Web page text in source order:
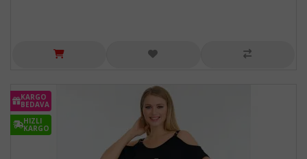
KARGO
BEDAVA
HIZLI
KARGO